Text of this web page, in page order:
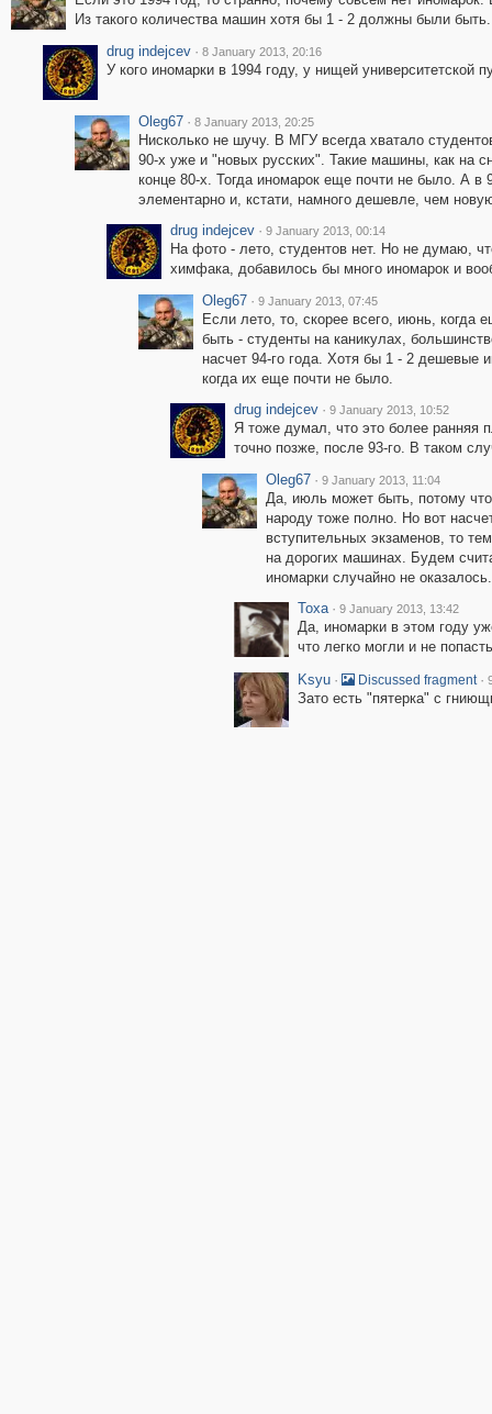
Из такого количества машин хотя бы 1 - 2 должны были быть.
drug indejcev · 8 January 2013, 20:16
У кого иномарки в 1994 году, у нищей университетской
Oleg67 · 8 January 2013, 20:25
Нисколько не шучу. В МГУ всегда хватало
90-х уже и "новых русских". Такие машины, как на
конце 80-х. Тогда иномарок еще почти не было. А
элементарно и, кстати, намного дешевле, чем
drug indejcev · 9 January 2013, 00:14
На фото - лето, студентов нет. Но не думаю,
химфака, добавилось бы много иномарок и
Oleg67 · 9 January 2013, 07:45
Если лето, то, скорее всего, июнь,
быть - студенты на каникулах,
насчет 94-го года. Хотя бы 1 - 2 дешевые
когда их еще почти не было.
drug indejcev · 9 January 2013, 10:52
Я тоже думал, что это более ранняя
точно позже, после 93-го. В таком
Oleg67 · 9 January 2013, 11:04
Да, июль может быть, потому
народу тоже полно. Но вот
вступительных экзаменов, то
на дорогих машинах. Будем
иномарки случайно не
Toxa · 9 January 2013, 13:42
Да, иномарки в этом году
что легко могли и не
Ksyu · Discussed fragment ·
Зато есть "пятерка" с